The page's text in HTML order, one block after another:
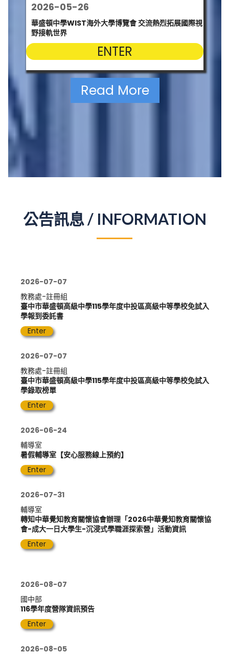
2026-05-26
華盛頓中學WIST海外大學博覽會 交流熱烈拓展國際視
野接軌世界
ENTER
Read More
公告訊息 / INFORMATION
2026-07-07
教務處-註冊組
臺中市華盛頓高級中學115學年度中投區高級中等學校免試入
學報到委託書
Enter
2026-07-07
教務處-註冊組
臺中市華盛頓高級中學115學年度中投區高級中等學校免試入
學錄取榜單
Enter
2026-06-24
輔導室
暑假輔導室【安心服務線上預約】
Enter
2026-07-31
輔導室
轉知中華覺知教育關懷協會辦理「2026中華覺知教育關懷協
會-成大一日大學生-沉浸式學職涯探索營」活動資訊
Enter
2026-08-07
國中部
116學年度營隊資訊預告
Enter
2026-08-05